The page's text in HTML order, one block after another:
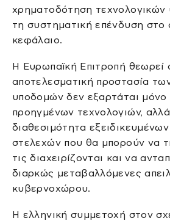
χρηματοδότηση
τη συστηματική επένδυση στο
κεφάλαιο.
Η Ευρωπαϊκή Επιτροπή θεωρεί
αποτελεσματική προστασία
υποδομών δεν εξαρτάται
προηγμένων τεχνολογιών,
διαθεσιμότητα
στελεχών που θα μπορούν να
τις διαχειρίζονται και να
διαρκώς μεταβαλλόμενες
κυβερνοχώρου.
Η ελληνική συμμετοχή στον